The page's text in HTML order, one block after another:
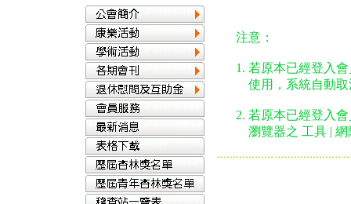
注意：
1. 若原本已經登入會
使用，系統自動取
2. 若原本已經登入會
瀏覽器之 工具 | 網際